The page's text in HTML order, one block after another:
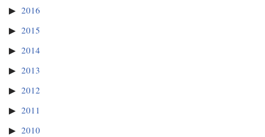
2016
2015
2014
2013
2012
2011
2010